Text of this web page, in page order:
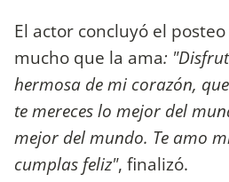
El actor concluyó el
mucho que la ama:
hermosa de mi corazón,
te mereces lo mejor del
mejor del mundo. Te amo
cumplas feliz", finalizó.